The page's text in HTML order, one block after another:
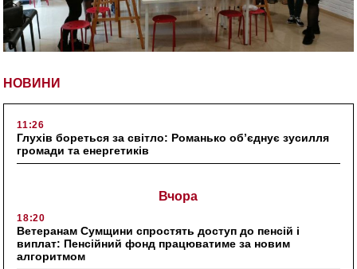
НОВИНИ
11:26
Глухів бореться за світло: Романько об’єднує зусилля
громади та енергетиків
Вчора
18:20
Ветеранам Сумщини спростять доступ до пенсій і
виплат: Пенсійний фонд працюватиме за новим
алгоритмом